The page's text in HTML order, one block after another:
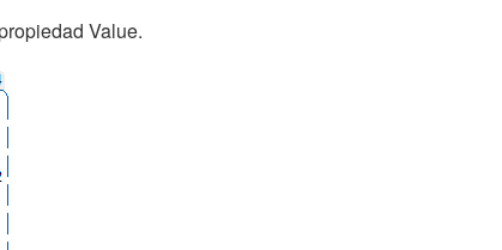
Value.